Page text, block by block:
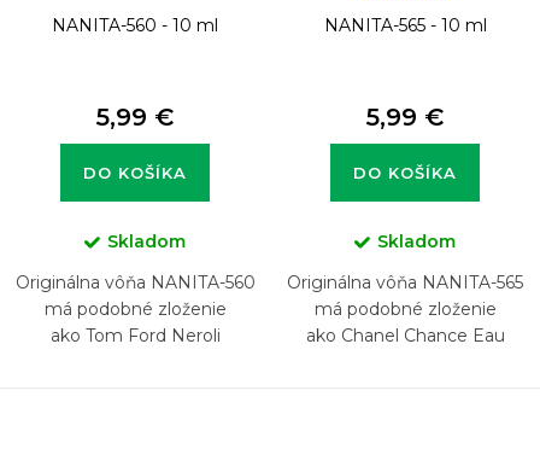
NANITA-560 - 10 ml
5,99 €
DO KOŠÍKA
Skladom
Originálna vôňa NANITA-560
má podobné zloženie
ako Tom Ford Neroli
NANITA-565 - 10 ml
5,99 €
DO KOŠÍKA
Skladom
Originálna vôňa NANITA-565
má podobné zloženie
ako Chanel Chance Eau